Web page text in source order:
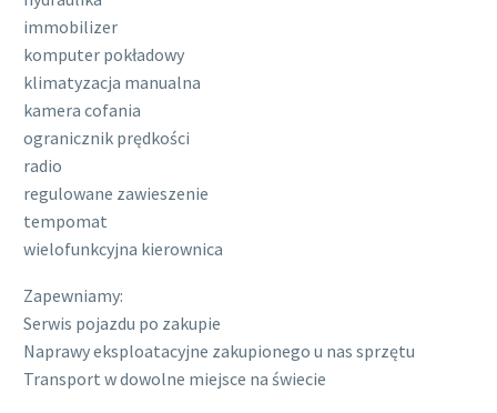
immobilizer
komputer pokładowy
klimatyzacja manualna
kamera cofania
ogranicznik prędkości
radio
regulowane zawieszenie
tempomat
wielofunkcyjna kierownica
Zapewniamy:
Serwis pojazdu po zakupie
Naprawy eksploatacyjne zakupionego u nas sprzętu
Transport w dowolne miejsce na świecie